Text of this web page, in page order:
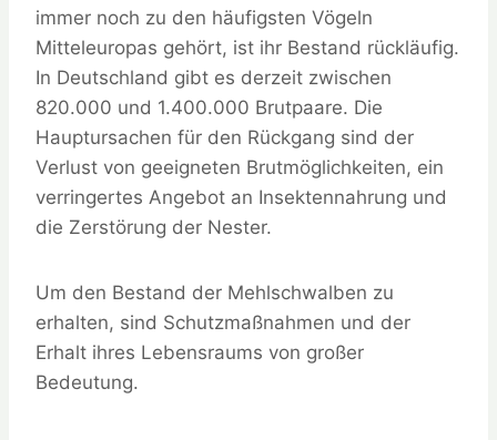
immer noch zu den häufigsten Vögeln
Mitteleuropas gehört, ist ihr Bestand rückläufig.
In Deutschland gibt es derzeit zwischen
820.000 und 1.400.000 Brutpaare. Die
Hauptursachen für den Rückgang sind der
Verlust von geeigneten Brutmöglichkeiten, ein
verringertes Angebot an Insektennahrung und
die Zerstörung der Nester.
Um den Bestand der Mehlschwalben zu
erhalten, sind Schutzmaßnahmen und der
Erhalt ihres Lebensraums von großer
Bedeutung.